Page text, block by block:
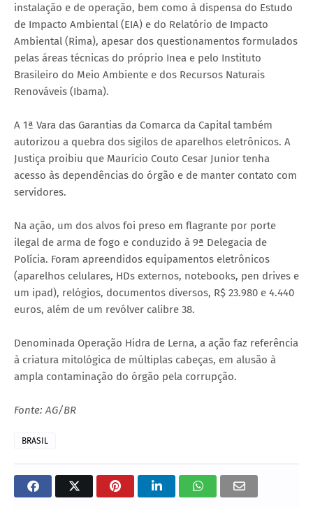
instalação e de operação, bem como à dispensa do Estudo
de Impacto Ambiental (EIA) e do Relatório de Impacto
Ambiental (Rima), apesar dos questionamentos formulados
pelas áreas técnicas do próprio Inea e pelo Instituto
Brasileiro do Meio Ambiente e dos Recursos Naturais
Renováveis (Ibama).
A 1ª Vara das Garantias da Comarca da Capital também
autorizou a quebra dos sigilos de aparelhos eletrônicos. A
Justiça proibiu que Maurício Couto Cesar Junior tenha
acesso às dependências do órgão e de manter contato com
servidores.
Na ação, um dos alvos foi preso em flagrante por porte
ilegal de arma de fogo e conduzido à 9ª Delegacia de
Polícia. Foram apreendidos equipamentos eletrônicos
(aparelhos celulares, HDs externos, notebooks, pen drives e
um ipad), relógios, documentos diversos, R$ 23.980 e 4.440
euros, além de um revólver calibre 38.
Denominada Operação Hidra de Lerna, a ação faz referência
à criatura mitológica de múltiplas cabeças, em alusão à
ampla contaminação do órgão pela corrupção.
Fonte: AG/BR
BRASIL